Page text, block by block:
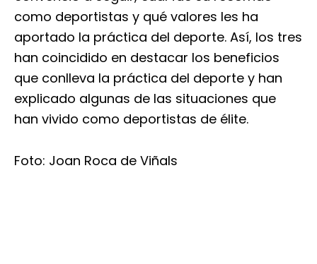
como deportistas y qué valores les ha
aportado la práctica del deporte. Así, los tres
han coincidido en destacar los beneficios
que conlleva la práctica del deporte y han
explicado algunas de las situaciones que
han vivido como deportistas de élite.
Foto: Joan Roca de Viñals